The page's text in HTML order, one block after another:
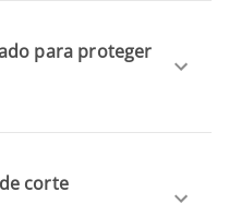
para proteger
corte